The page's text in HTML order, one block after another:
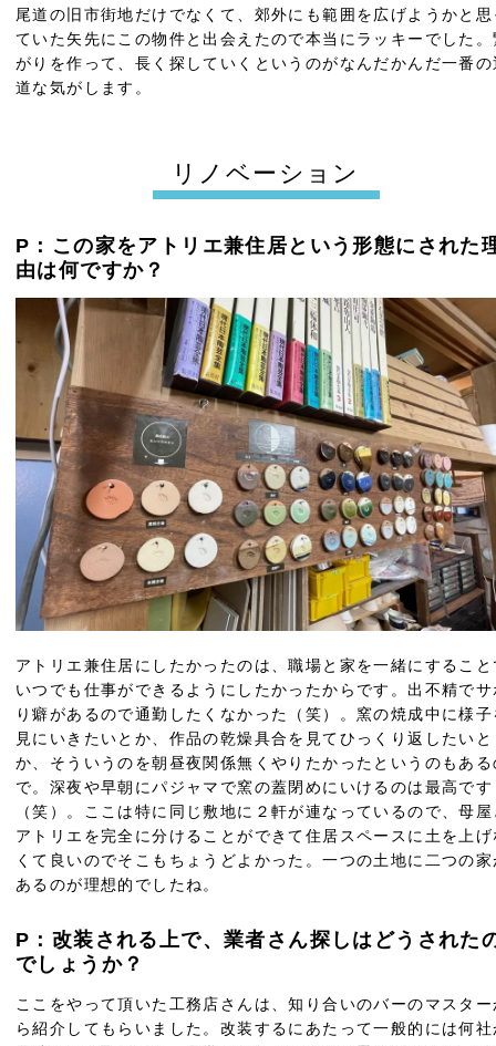
尾道の旧市街地だけでなくて、郊外にも範囲を広げようかと思
ていた矢先にこの物件と出会えたので本当にラッキーでした。
がりを作って、長く探していくというのがなんだかんだ一番の
道な気がします。
リノベーション
P：この家をアトリエ兼住居という形態にされた
由は何ですか？
アトリエ兼住居にしたかったのは、職場と家を一緒にすること
いつでも仕事ができるようにしたかったからです。出不精でサ
り癖があるので通勤したくなかった（笑）。窯の焼成中に様子
見にいきたいとか、作品の乾燥具合を見てひっくり返したいと
か、そういうのを朝昼夜関係無くやりたかったというのもある
で。深夜や早朝にパジャマで窯の蓋閉めにいけるのは最高です
（笑）。ここは特に同じ敷地に２軒が連なっているので、母
アトリエを完全に分けることができて住居スペースに土を上げ
くて良いのでそこもちょうどよかった。一つの土地に二つの家
あるのが理想的でしたね。
P：改装される上で、業者さん探しはどうされた
でしょうか？
ここをやって頂いた工務店さんは、知り合いのバーのマスター
ら紹介してもらいました。改装するにあたって一般的には何社